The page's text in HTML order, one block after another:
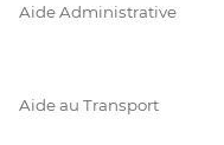
Aide Administrative
Aide au Transport